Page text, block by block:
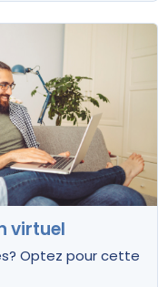
virtuel
Optez pour cette